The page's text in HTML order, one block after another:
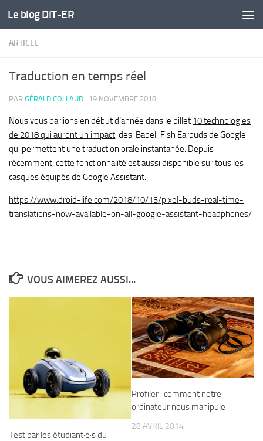
Skip to content
Le blog DIT-ER
ARTICLE
Traduction en temps réel
PAR GÉRALD COLLAUD · 19 NOVEMBRE 2018
Nous vous parlions en début d’année dans le billet 10 technologies
de 2018 qui auront un impact, des Babel-Fish Earbuds de Google
qui permettent une traduction orale instantanée. Depuis
récemment, cette fonctionnalité est aussi disponible sur tous les
casques équipés de Google Assistant.
https://www.droid-life.com/2018/10/13/pixel-buds-real-time-
translations-now-available-on-all-google-assistant-headphones/
VOUS AIMEREZ AUSSI...
Test par les étudiant·e·s du
Profiler : comment notre
ordinateur nous manipule
28 AVRIL 2014